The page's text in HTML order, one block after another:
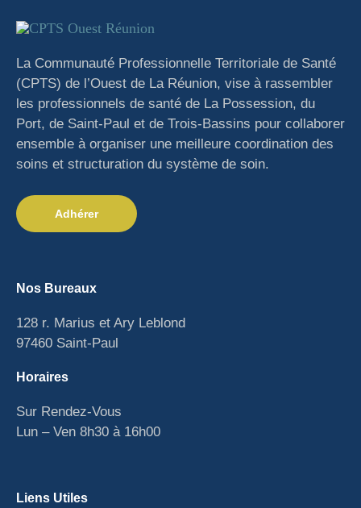
La Communauté Professionnelle Territoriale de Santé
(CPTS) de l’Ouest de La Réunion, vise à rassembler
les professionnels de santé de La Possession, du
Port, de Saint-Paul et de Trois-Bassins pour collaborer
ensemble à organiser une meilleure coordination des
soins et structuration du système de soin.
Adhérer
Nos Bureaux
128 r. Marius et Ary Leblond
97460 Saint-Paul
Horaires
Sur Rendez-Vous
Lun – Ven 8h30 à 16h00
Liens Utiles